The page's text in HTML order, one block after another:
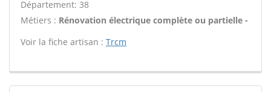
Département: 38
Métiers : Rénovation électrique complète ou partielle -
Voir la fiche artisan : Trcm